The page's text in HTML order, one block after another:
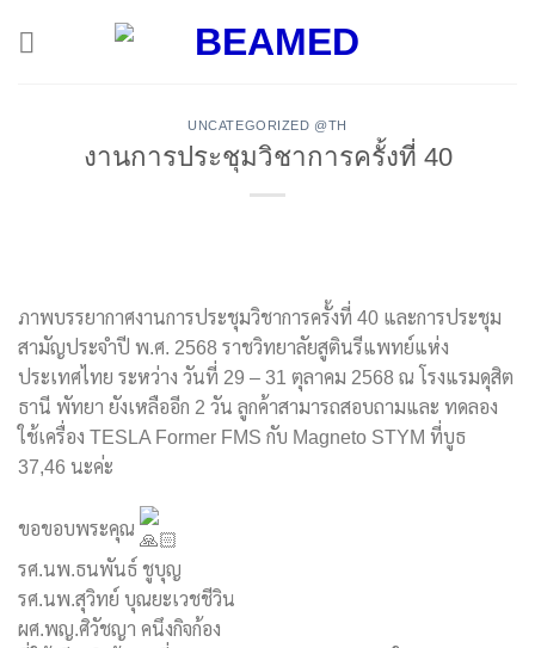
UNCATEGORIZED @TH
งานการประชุมวิชาการครั้งที่ 40
ภาพบรรยากาศงานการประชุมวิชาการครั้งที่ 40 และการประชุม
สามัญประจำปี พ.ศ. 2568 ราชวิทยาลัยสูตินรีแพทย์แห่ง
ประเทศไทย ระหว่าง วันที่ 29 – 31 ตุลาคม 2568 ณ โรงแรมดุสิต
ธานี พัทยา ยังเหลืออีก 2 วัน ลูกค้าสามารถสอบถามและ ทดลอง
ใช้เครื่อง TESLA Former FMS กับ Magneto STYM ที่บูธ
37,46 นะค่ะ
ขอขอบพระคุณ
รศ.นพ.ธนพันธ์ ชูบุญ
รศ.นพ.สุวิทย์ บุณยะเวชชีวิน
ผศ.พญ.ศิวัชญา คนึงกิจก้อง